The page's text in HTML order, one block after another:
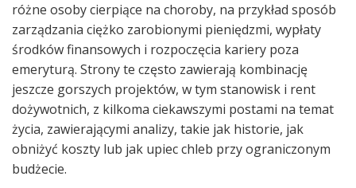
różne osoby cierpiące na choroby, na przykład sposób
zarządzania ciężko zarobionymi pieniędzmi, wypłaty
środków finansowych i rozpoczęcia kariery poza
emeryturą. Strony te często zawierają kombinację
jeszcze gorszych projektów, w tym stanowisk i rent
dożywotnich, z kilkoma ciekawszymi postami na temat
życia, zawierającymi analizy, takie jak historie, jak
obniżyć koszty lub jak upiec chleb przy ograniczonym
budżecie.